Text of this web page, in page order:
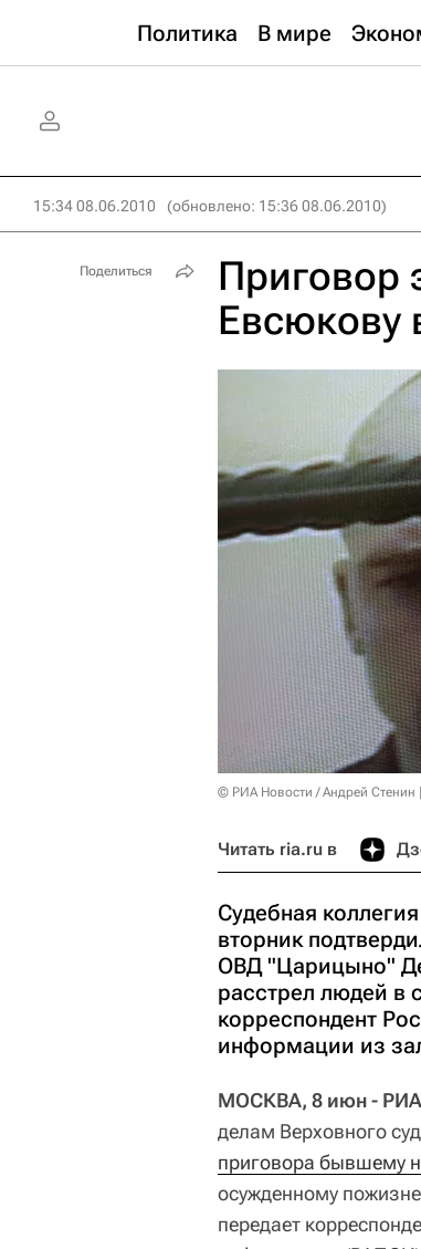
Политика В мире
15:34 08.06.2010 (обновлено: 15:36 08.06.2010)
Приговор
Евсюкову
© РИА Новости / Андрей Стенин
Читать ria.ru в
Судебная
вторник
ОВД "Царицыно"
расстрел людей в
корреспондент
информации из
МОСКВА, 8 июн -
делам Верховного
приговора бывшему
осужденному
передает
Поделиться